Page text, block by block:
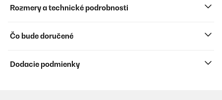
Rozmery a technické podrobnosti
Čo bude doručené
Dodacie podmienky